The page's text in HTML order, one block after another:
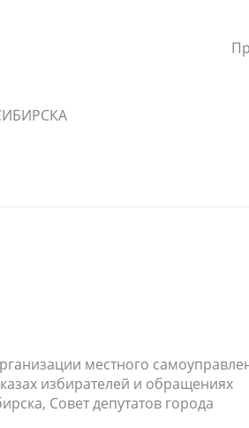
местного
избирателей и обращениях
Совет депутатов города